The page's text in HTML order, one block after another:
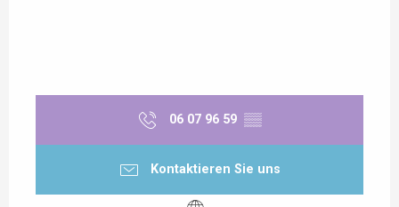
06 07 96 59 ▒▒
Kontaktieren Sie uns